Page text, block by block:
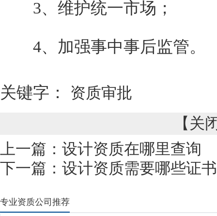
3、维护统一市场；
4、加强事中事后监管。
关键字： 资质审批
【 关
上一篇： 设计资质在哪里查询
下一篇： 设计资质需要哪些证书
专业资质公司推荐